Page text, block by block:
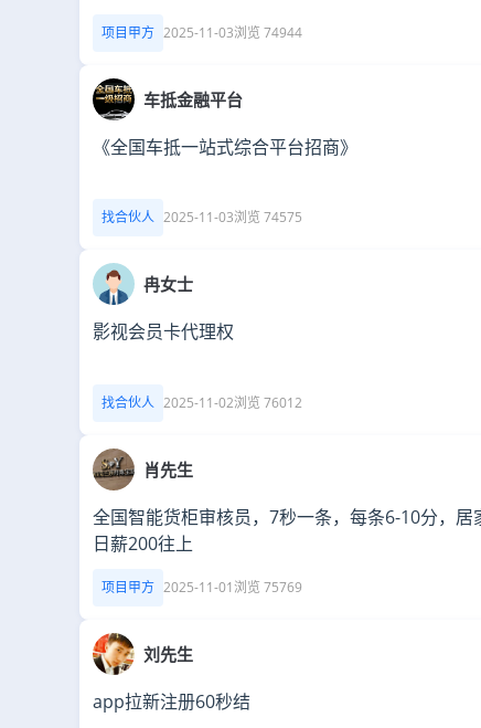
项目甲方 2025-11-03浏览 74944
车抵金融平台
《全国车抵一站式综合平台招商》
找合伙人 2025-11-03浏览 74575
冉女士
影视会员卡代理权
找合伙人 2025-11-02浏览 76012
肖先生
全国智能货柜审核员，7秒一条，每条6-10分，居
日薪200往上
项目甲方 2025-11-01 浏览 75769
刘先生
app拉新注册60秒结